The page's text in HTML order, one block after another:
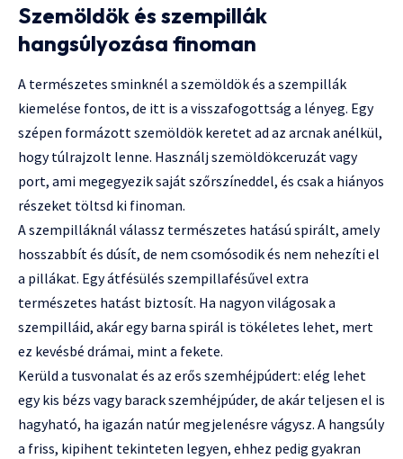
Szemöldök és szempillák
hangsúlyozása finoman
A természetes sminknél a szemöldök és a szempillák
kiemelése fontos, de itt is a visszafogottság a lényeg. Egy
szépen formázott szemöldök keretet ad az arcnak anélkül,
hogy túlrajzolt lenne. Használj szemöldökceruzát vagy
port, ami megegyezik saját szőrszíneddel, és csak a hiányos
részeket töltsd ki finoman.
A szempilláknál válassz természetes hatású spirált, amely
hosszabbít és dúsít, de nem csomósodik és nem nehezíti el
a pillákat. Egy átfésülés szempillafésűvel extra
természetes hatást biztosít. Ha nagyon világosak a
szempilláid, akár egy barna spirál is tökéletes lehet, mert
ez kevésbé drámai, mint a fekete.
Kerüld a tusvonalat és az erős szemhéjpúdert: elég lehet
egy kis bézs vagy barack szemhéjpúder, de akár teljesen el is
hagyható, ha igazán natúr megjelenésre vágysz. A hangsúly
a friss, kipihent tekinteten legyen, ehhez pedig gyakran